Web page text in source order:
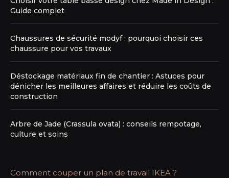
Guide complet
Chaussures de sécurité modyf : pourquoi choisir ces
chaussure pour vos travaux
Déstockage matériaux fin de chantier : Astuces pour
dénicher les meilleures affaires et réduire les coûts de
construction
Arbre de Jade (Crassula ovata) : conseils rempotage,
culture et soins
Comment couper un plan de travail IKEA ?